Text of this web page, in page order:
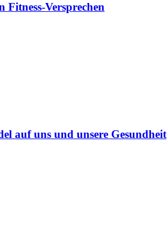
Versprechen
auf uns und unsere Gesundheit